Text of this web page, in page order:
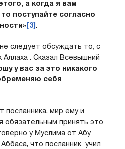
а когда я вам
поступайте согласно
[3].
следует обсуждать то, с
. Сказал Всевышний
у вас за это никакого
себя
посланника, мир ему и
обязательным принять это
у Муслима от Абу
что посланник учил